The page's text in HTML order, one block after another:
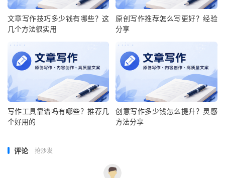
文章写作技巧多少钱有哪些？这
几个方法很实用
原创写作推荐怎么写更好？经验
分享
写作工具靠谱吗有哪些？推荐几
个好用的
创意写作多少钱怎么提升？灵感
方法分享
评论 抢沙发